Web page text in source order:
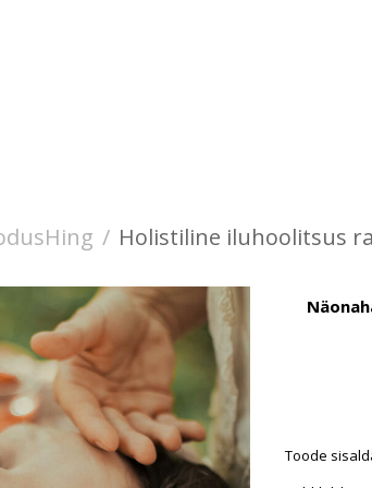
/ Holistiline iluhoolitsus
Toode